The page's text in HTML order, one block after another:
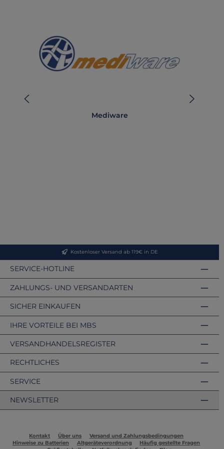
Mediware
Kostenloser Versand ab 119€ in DE
SERVICE-HOTLINE
ZAHLUNGS- UND VERSANDARTEN
VERSANDHANDELSREGISTER
SICHER EINKAUFEN
IHRE VORTEILE BEI MBS
RECHTLICHES
SERVICE
NEWSLETTER
Kontakt Über uns
Versand und Zahlungsbedingungen
Hinweise zu Batterien
Altgeräteverordnung
Häufig gestellte Fragen